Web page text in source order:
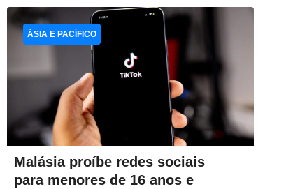
Malásia proíbe redes sociais
para menores de 16 anos e
ÁSIA E PACÍFICO